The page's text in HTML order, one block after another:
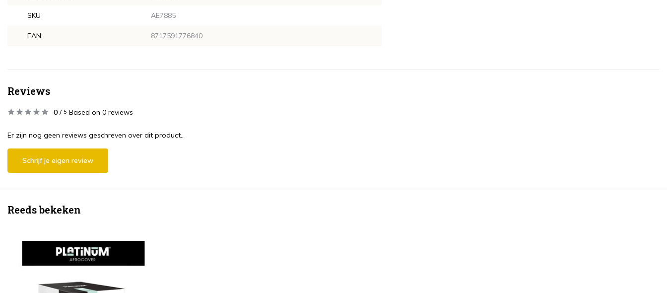
SKU AE7885
EAN 8717591776840
Reviews
0 / 5 Based on 0 reviews
Er zijn nog geen reviews geschreven over dit product..
Schrijf je eigen review
Reeds bekeken